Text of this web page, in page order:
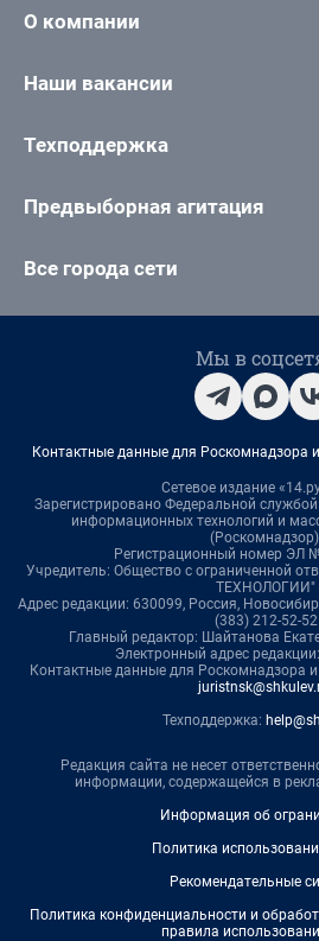
О компании
Наши вакансии
Техподдержка
Предвыборная агитация
Все города сети
Мы в
Контактные данные для Роскомнадзора
Сетевое издание
Зарегистрировано Федеральной
информационных технологий и
Регистрационный номер ЭЛ
Учредитель: Общество с ограниченной
ТЕХНОЛОГИИ"
Адрес редакции: 630099, Россия,
(383) 212-52-52
Главный редактор: Шайтанова
Электронный адрес редакции:
Контактные данные для Роскомнадзора
Техподдержка:
Редакция сайта не несет
информации, содержащейся в
Информация об
Политика
Рекомендательные
Политика конфиденциальности и
правила